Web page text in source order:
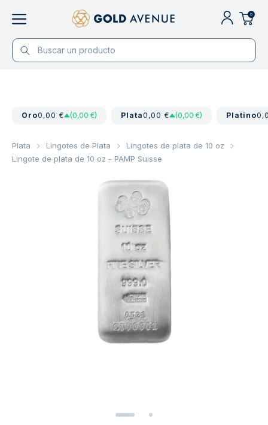
0
Oro0,00 € (0,00 €) Plata0,00 € (0,00 €) Platino
Plata Lingotes de Plata
Lingotes de plata de 10 oz
Lingote de plata de 10 oz - PAMP Suisse